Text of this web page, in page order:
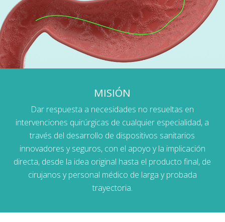
MISIÓN
Dar respuesta a necesidades no resueltas en
intervenciones quirúrgicas de cualquier especialidad, a
través del desarrollo de dispositivos sanitarios
innovadores y seguros, con el apoyo y la implicación
directa, desde la idea original hasta el producto final, de
cirujanos y personal médico de larga y probada
trayectoria.